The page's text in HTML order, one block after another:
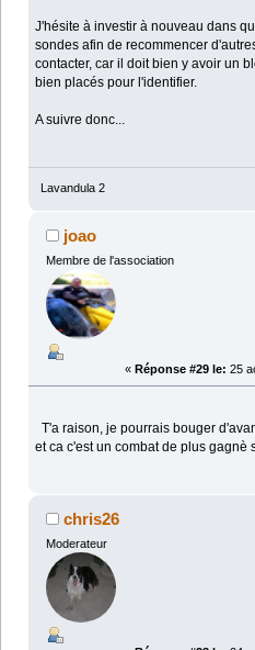
J'hésite à investir à nouveau dans
sondes afin de recommencer
contacter, car il doit bien y avoir un
bien placés pour l'identifier.
A suivre donc...
Lavandula 2
joao
Membre de l'association
« Réponse #29 le: 25
T'a raison, je pourrais bouger
et ca c'est un combat de plus gagnè
chris26
Moderateur